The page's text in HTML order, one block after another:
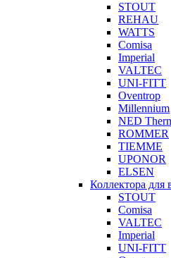
STOUT
REHAU
WATTS
Comisa
Imperial
VALTEC
UNI-FITT
Oventrop
Millennium
NED
ROMMER
TIEMME
UPONOR
ELSEN
Коллектора для
STOUT
Comisa
VALTEC
Imperial
UNI-FITT